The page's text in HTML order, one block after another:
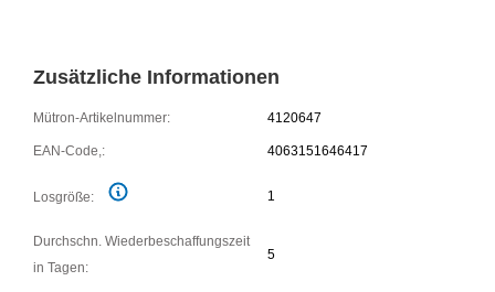
Zusätzliche Informationen
Mütron-Artikelnummer: 4120647
EAN-Code,: 4063151646417
Losgröße: 1
Durchschn. Wiederbeschaffungszeit
in Tagen:
5